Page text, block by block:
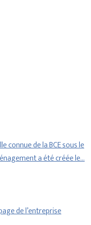
connue de la BCE sous le
a été créée le…
de l’entreprise